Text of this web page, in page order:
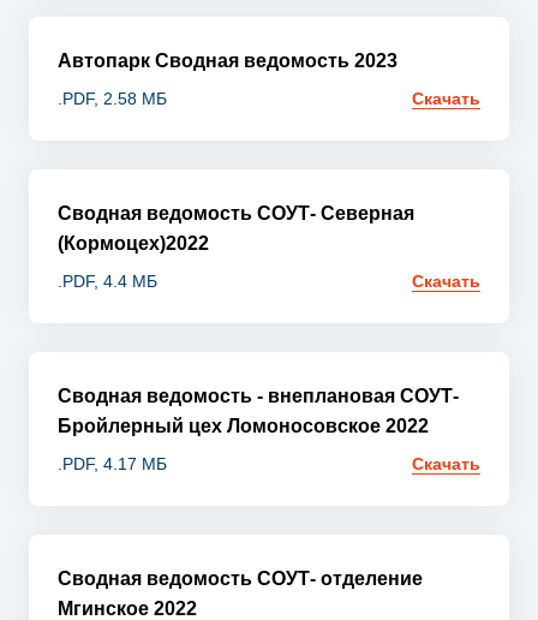
Автопарк Сводная ведомость 2023
.PDF, 2.58 МБ Скачать
Сводная ведомость СОУТ- Северная
(Кормоцех)2022
.PDF, 4.4 МБ Скачать
Сводная ведомость - внеплановая СОУТ-
Бройлерный цех Ломоносовское 2022
.PDF, 4.17 МБ Скачать
Сводная ведомость СОУТ- отделение
Мгинское 2022